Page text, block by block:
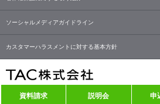
資料請求 説明会 申
ソーシャルメディアガイドライン
カスタマーハラスメントに対する基本方針
Copyright© TAC Co., Ltd. All